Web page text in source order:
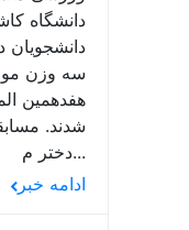
دانشگاه
سه وزن
هفدهمین
شدند.
دختر م...
ادامه خبر